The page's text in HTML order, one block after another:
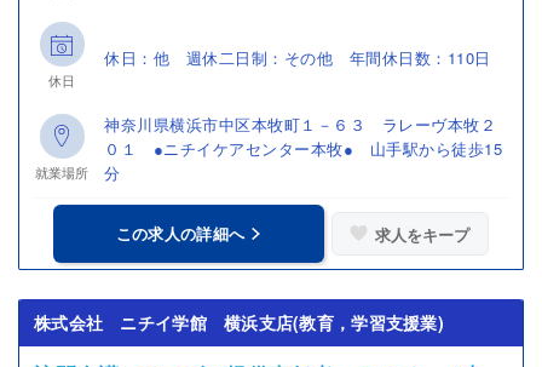
休日
休日：他 週休二日制：その他 年間休日数：110日
就業場所
神奈川県横浜市中区本牧町１－６３ ラレーヴ本牧２
０１ ●ニチイケアセンター本牧● 山手駅から徒歩15
分
この求人の詳細へ 求人をキープ
株式会社 ニチイ学館 横浜支店(教育，学習支援業)